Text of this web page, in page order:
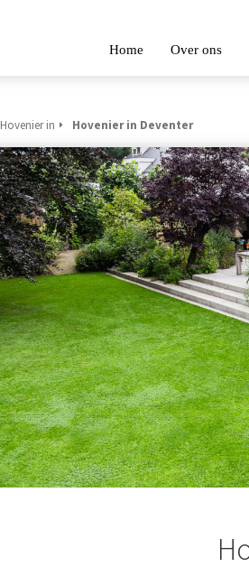
Home Over ons
Hovenier in Hovenier in Deventer